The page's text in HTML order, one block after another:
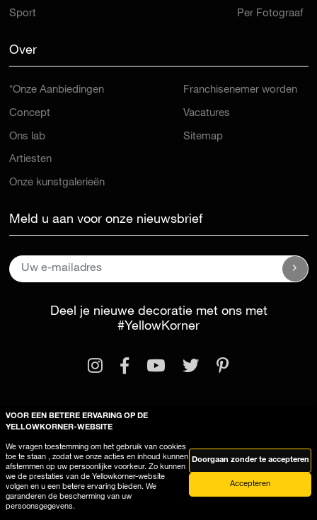
Sport Per Fotograaf
Over
*Onze Aanbiedingen
Concept
Ons lab
Artiesten
Onze kunstgalerieën
Franchisenemer worden
Vacatures
Sitemap
Meld u aan voor onze nieuwsbrief
Deel je nieuwe decoratie met ons met
#YellowKorner
Deze site gebruikt cookies
VOOR EEN BETERE ERVARING OP DE
YELLOWKORNER-WEBSITE
We vragen toestemming om het gebruik van cookies
toe te staan , zodat we onze acties en inhoud kunnen
afstemmen op uw persoonlijke voorkeur. Zo kunnen
we de prestaties van de Yellowkorner-website
volgen en u een betere ervaring bieden. We
garanderen de bescherming van uw
persoonsgegevens.
Doorgaan zonder te accepteren
Accepteren